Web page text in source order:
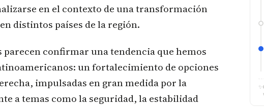
en el contexto de una transformación
distintos países de la región.
confirmar una tendencia que hemos
un fortalecimiento de opciones
impulsadas en gran medida por la
a temas como la seguridad, la estabilidad
✨